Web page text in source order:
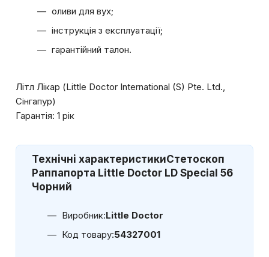
оливи для вух;
інструкція з експлуатації;
гарантійний талон.
Літл Лікар (Little Doctor International (S) Pte. Ltd.,
Сінгапур)
Гарантія: 1 рік
Технічні характеристикиСтетоскоп
Раппапорта Little Doctor LD Special 56
Чорний
Виробник:Little Doctor
Код товару:54327001